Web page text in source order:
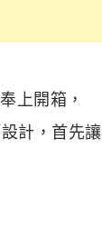
上開箱，
計，首先讓